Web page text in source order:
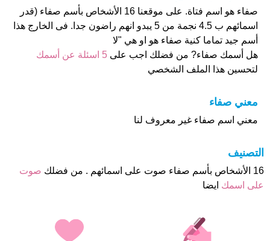
صفاء هو اسم فتاة. على موقعنا 16 الأشخاص بأسم صفاء (قدر
اسمائهم ب 4.5 نجمة من 5 يبدو انهم راضون جدا. فى الخارج هذا
أسم جيد تماما كنية صفاء هو او هي "لا
هل أسمك صفاء? من فضلك اجب على 5 اسئلة عن أسمك
لتحسين هذا الملف الشخصي
معني صفاء
معني اسم صفاء غير معروف لنا
التصنيف
16 الأشخاص بأسم صفاء صوت على اسمائهم . من فضلك
صوت
على اسمك ايضا